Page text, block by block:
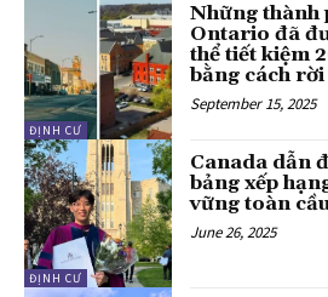
ĐỊNH CƯ
Những thành
Ontario đã
thể tiết kiệm
bằng cách
September 15, 2025
ĐỊNH CƯ
Canada dẫn
bảng xếp
vững toàn
June 26, 2025